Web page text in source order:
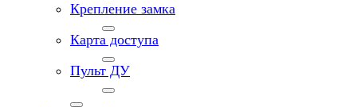
Крепление замка
Карта доступа
Пульт ДУ